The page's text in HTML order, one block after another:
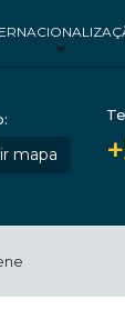
mapa